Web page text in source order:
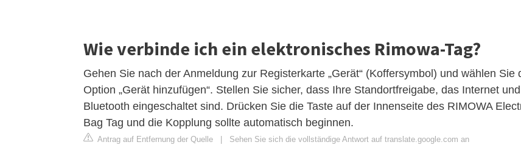
Wie verbinde ich ein elektronisches Rimowa-Tag?
Gehen Sie nach der Anmeldung zur Registerkarte „Gerät“ (Koffersymbol) und wählen Sie
Option „Gerät hinzufügen“. Stellen Sie sicher, dass Ihre Standortfreigabe, das Internet und
Bluetooth eingeschaltet sind. Drücken Sie die Taste auf der Innenseite des RIMOWA
Bag Tag und die Kopplung sollte automatisch beginnen.
Antrag auf Entfernung der Quelle Sehen Sie sich die vollständige Antwort auf translate.google.com an